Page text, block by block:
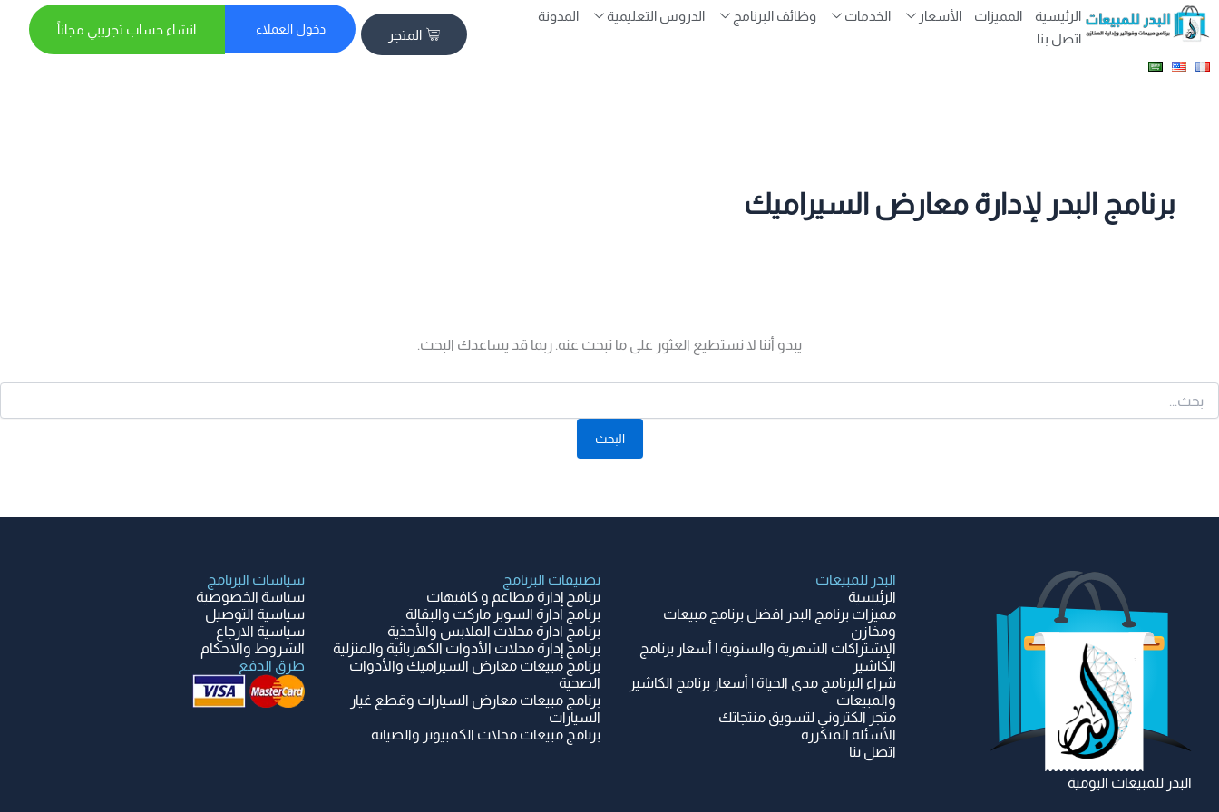
الرئيسية المميزات الأسعار الخدمات وظائف البرنامج الدروس التعليمية
المدونة
اتصل بنا
المتجر دخول العملاء انشاء حساب تجريبي مجاناً
برنامج البدر لإدارة معارض السيراميك
يبدو أننا لا نستطيع العثور على ما تبحث عنه. ربما قد يساعدك البحث.
البحث
البدر للمبيعات اليومية
البدر للمبيعات
الرئيسية
مميزات برنامج البدر افضل برنامج مبيعات
ومخازن
الإشتراكات الشهرية والسنوية | أسعار برنامج
الكاشير
شراء البرنامج مدى الحياة | أسعار برنامج الكاشير
والمبيعات
متجر الكتروني لتسويق منتجاتك
الأسئلة المتكررة
اتصل بنا
تصنيفات البرنامج
برنامج إدارة مطاعم و كافيهات
برنامج ادارة السوبر ماركت والبقالة
برنامج ادارة محلات الملابس والأحذية
برنامج إدارة محلات الأدوات الكهربائية والمنزلية
برنامج مبيعات معارض السيراميك والأدوات
الصحية
برنامج مبيعات معارض السيارات وقطع غيار
السيارات
برنامج مبيعات محلات الكمبيوتر والصيانة
سياسات البرنامج
سياسة الخصوصية
سياسية التوصيل
سياسية الارجاع
الشروط والاحكام
طرق الدفع